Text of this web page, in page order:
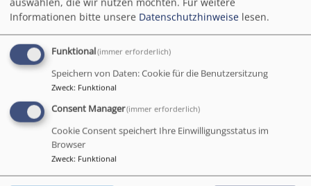
Taoropark. Die Kirche liegt direkt an der Hauptstaße
Carretera (Ctra.) Taoro. Parkpätze stehen rund um die
Kirche zur Verfügung.
mit dem Taxikostet die Fahrt aus dem
Innenstadtbereich von Puerto de la Cruz oder aus La
Paz 3,50 - 4,50 EUR. Um eine Fahrt zum "Parque Taoro,
Iglesia Anglicana" bitten.
Informationen bitte unsere Datenschutzhinweise lesen.
Funktional(immer erforderlich)
Speichern von Daten: Cookie für die Benutzersitzung
Zweck: Funktional
Consent Manager(immer erforderlich)
Cookie Consent speichert Ihre Einwilligungsstatus im
Browser
Zweck: Funktional